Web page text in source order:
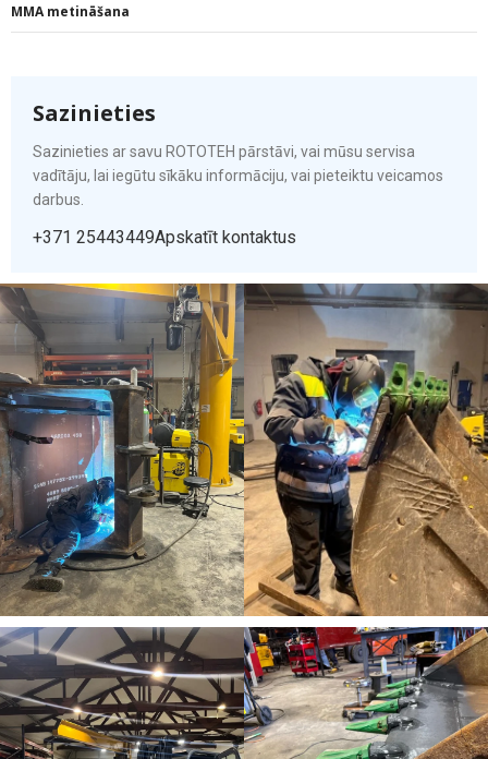
MMA metināšana
Sazinieties
Sazinieties ar savu ROTOTEH pārstāvi, vai mūsu servisa
vadītāju, lai iegūtu sīkāku informāciju, vai pieteiktu veicamos
darbus.
+371 25443449Apskatīt kontaktus